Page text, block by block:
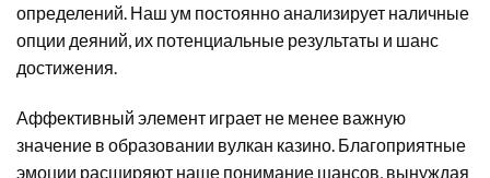
определений. Наш ум постоянно анализирует наличные
опции деяний, их потенциальные результаты и шанс
достижения.
Аффективный элемент играет не менее важную
значение в образовании вулкан казино. Благоприятные
эмоции расширяют наше понимание шансов, вынуждая